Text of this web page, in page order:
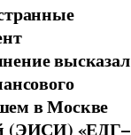
высказал
в Москве
(ЭИСИ) «ЕДГ–